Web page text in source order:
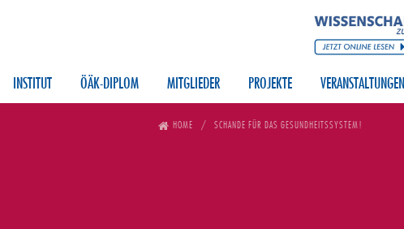
INSTITUT ÖÄK-DIPLOM MITGLIEDER PROJEKTE VERANSTALTUNGEN
HOME SCHANDE FÜR DAS GESUNDHEITSSYSTEM!